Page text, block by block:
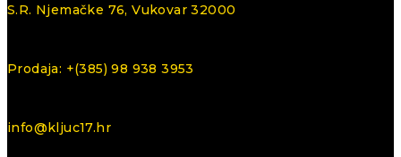
S.R. Njemačke 76, Vukovar 32000
Prodaja: +(385) 98 938 3953
info@kljuc17.hr